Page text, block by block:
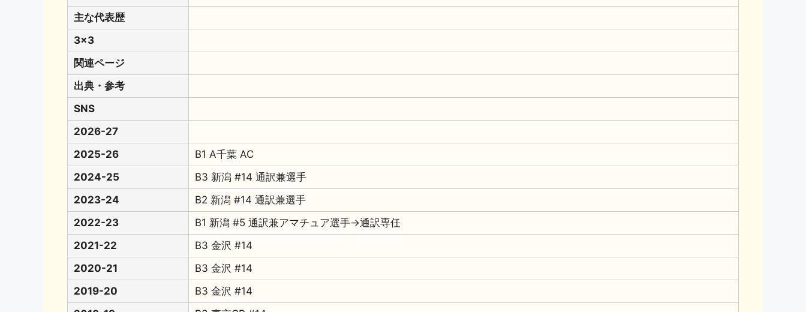
主な代表歴
3x3
関連ページ
出典・参考
SNS
2026-27
2025-26
B1 A千葉 AC
2024-25
B3 新潟 #14 通訳兼選手
2023-24
B2 新潟 #14 通訳兼選手
2022-23
B1 新潟 #5 通訳兼アマチュア選手→通訳専任
2021-22
B3 金沢 #14
2020-21
B3 金沢 #14
2019-20
B3 金沢 #14